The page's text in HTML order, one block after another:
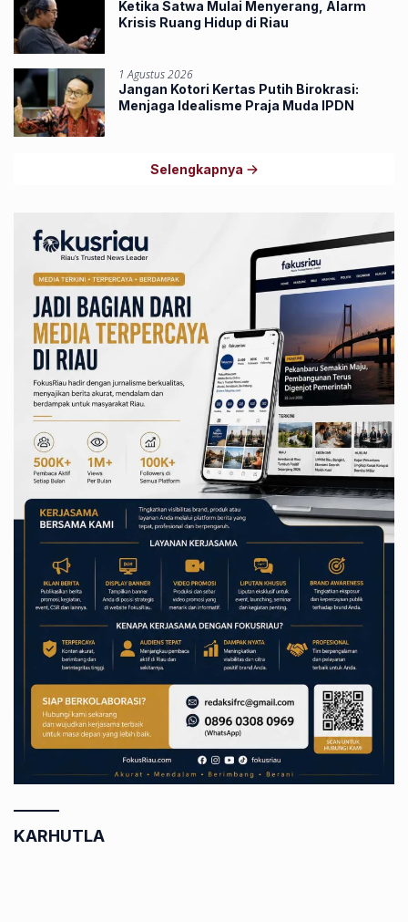
Ketika Satwa Mulai Menyerang, Alarm
Krisis Ruang Hidup di Riau
1 Agustus 2026
Jangan Kotori Kertas Putih Birokrasi:
Menjaga Idealisme Praja Muda IPDN
Selengkapnya
KARHUTLA